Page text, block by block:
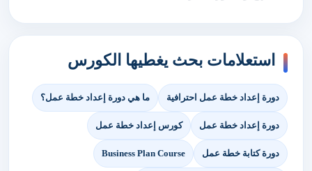
استعلامات بحث يغطيها الكورس
دورة إعداد خطة عمل احترافية ما هي دورة إعداد خطة عمل؟
دورة إعداد خطة عمل كورس إعداد خطة عمل
دورة كتابة خطة عمل Business Plan Course